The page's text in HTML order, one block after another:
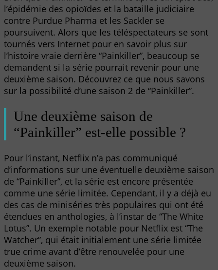
l’épidémie des opioïdes et la bataille judiciaire
contre Purdue Pharma et les Sackler se
poursuivent. Alors que les téléspectateurs se sont
tournés vers Internet pour en savoir plus sur
l’histoire vraie derrière “Painkiller”, beaucoup se
demandent si la série pourrait revenir pour une
deuxième saison. Découvrez ce que nous savons
sur la possibilité d’une saison 2 de “Painkiller”.
Une deuxième saison de
“Painkiller” est-elle possible ?
Pour l’instant, Netflix n’a pas communiqué
d’informations sur une éventuelle deuxième saison
de “Painkiller”, et la série est encore présentée
comme une série limitée. Cependant, il y a déjà eu
des cas de miniséries très populaires qui ont été
étendues en anthologies, à l’instar de “The White
Lotus”. Un exemple notable pour Netflix est “The
Watcher”, qui était initialement une série limitée
true crime avant d’être renouvelée pour une
deuxième saison.